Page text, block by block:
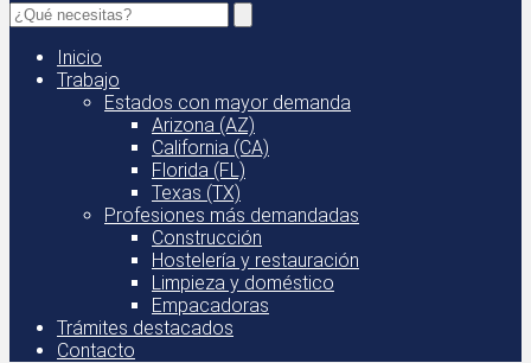
Inicio
Trabajo
Estados con mayor demanda
Arizona (AZ)
California (CA)
Florida (FL)
Texas (TX)
Profesiones más demandadas
Construcción
Hostelería y restauración
Limpieza y doméstico
Empacadoras
Trámites destacados
Contacto